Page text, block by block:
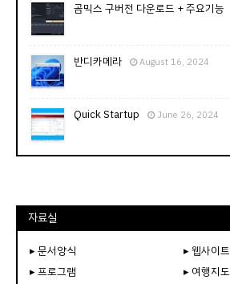
곰믹스 구버전 다운로드 + 주요기능
반디카메라 August 16, 2024
Quick Startup June 26, 2024
자료실
▸ 문서양식
▸ 웹사이트
▸ 프로그램
▸ 여행지도